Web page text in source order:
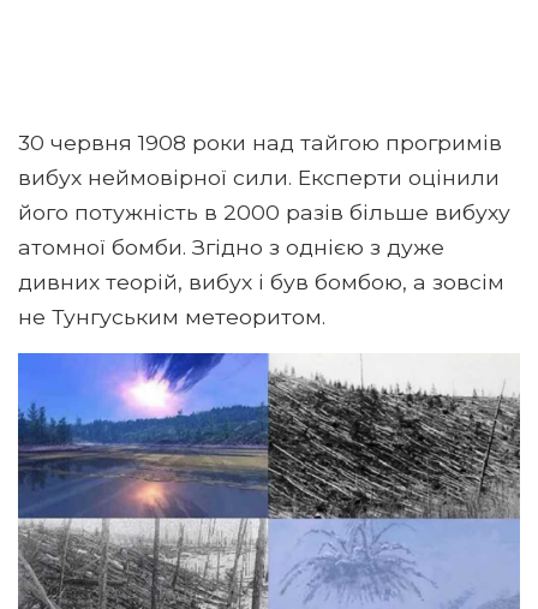
30 червня 1908 роки над тайгою прогримів
вибух неймовірної сили. Експерти оцінили
його потужність в 2000 разів більше вибуху
атомної бомби. Згідно з однією з дуже
дивних теорій, вибух і був бомбою, а зовсім
не Тунгуським метеоритом.